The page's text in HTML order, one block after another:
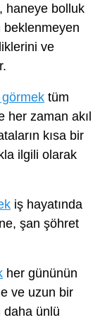
haneye bolluk
beklenmeyen
ve
görmek tüm
her zaman akıl
kısa bir
ilgili olarak
iş hayatında
şan şöhret
her gününün
ve uzun bir
daha ünlü